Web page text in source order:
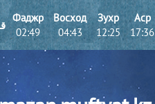
Фаджр
02:49
Восход
04:43
Зухр
12:25
Аср
17:36